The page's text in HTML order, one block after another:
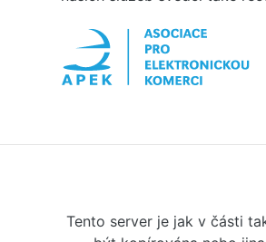
Tento server je jak v části